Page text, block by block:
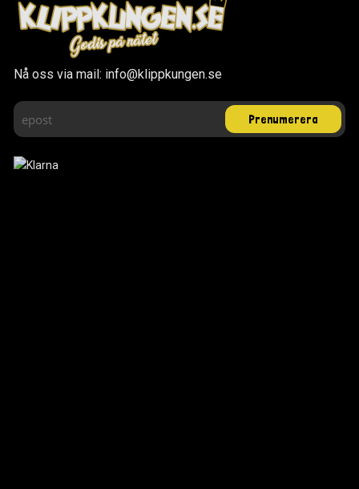
Nå oss via mail: info@klippkungen.se